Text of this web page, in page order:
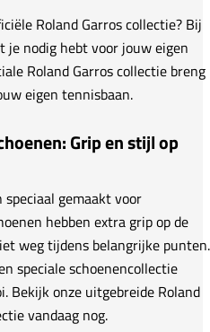
Roland Garros collectie? Bij
je nodig hebt voor jouw eigen
Roland Garros collectie breng
eigen tennisbaan.
Grip en stijl op
speciaal gemaakt voor
hebben extra grip op de
weg tijdens belangrijke punten.
speciale schoenencollectie
Bekijk onze uitgebreide Roland
vandaag nog.